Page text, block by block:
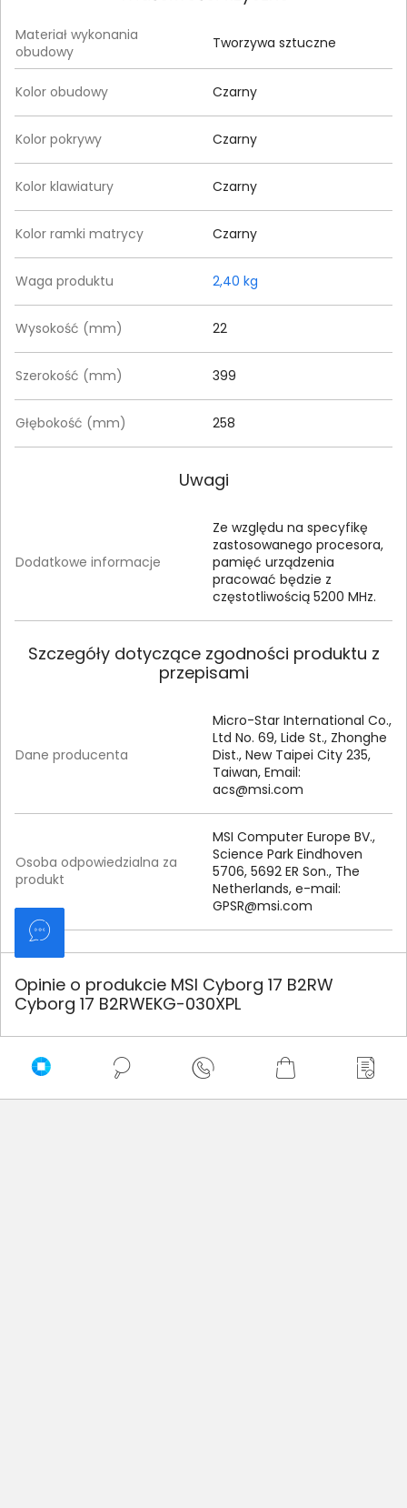
Materiał wykonania
obudowy
Tworzywa sztuczne
Kolor obudowy Czarny
Kolor pokrywy Czarny
Kolor klawiatury Czarny
Kolor ramki matrycy Czarny
Waga produktu 2,40 kg
Wysokość (mm) 22
Szerokość (mm) 399
Głębokość (mm) 258
Uwagi
Dodatkowe informacje
Ze względu na specyfikę
zastosowanego procesora,
pamięć urządzenia
pracować będzie z
częstotliwością 5200 MHz.
Szczegóły dotyczące zgodności produktu z
przepisami
Dane producenta
Micro-Star International Co.,
Ltd No. 69, Lide St., Zhonghe
Dist., New Taipei City 235,
Taiwan, Email:
acs@msi.com
Osoba odpowiedzialna za
produkt
MSI Computer Europe BV.,
Science Park Eindhoven
5706, 5692 ER Son., The
Netherlands, e-mail:
GPSR@msi.com
Opinie o produkcie MSI Cyborg 17 B2RW
Cyborg 17 B2RWEKG-030XPL
Oceń produkt
0/5